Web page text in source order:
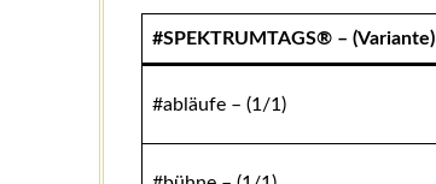
#SPEKTRUMTAGS® – (Variante)
#abläufe – (1/1)